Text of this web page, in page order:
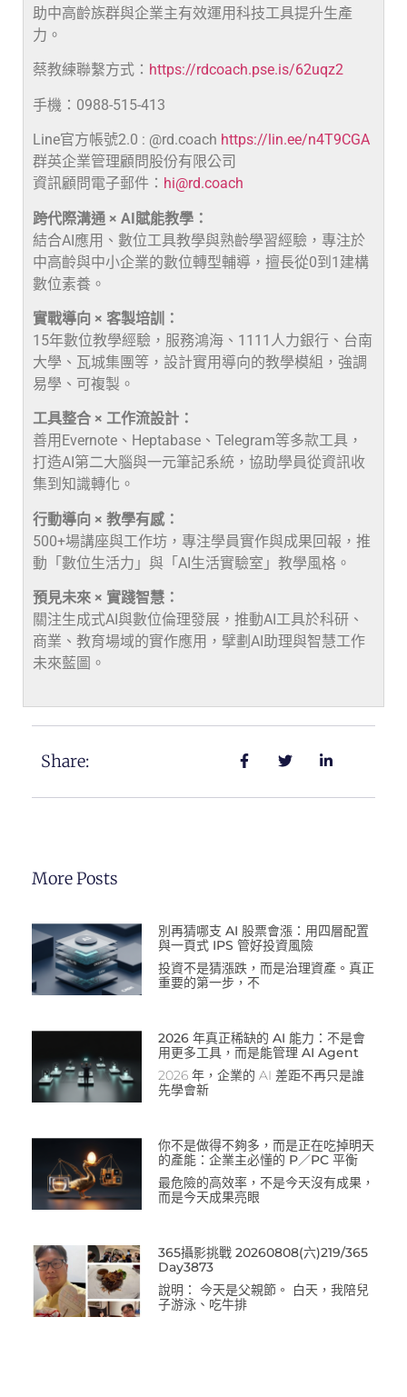
助中高齡族群與企業主有效運用科技工具提升生產
力。
蔡教練聯繫方式： https://rdcoach.pse.is/62uqz2
手機：0988-515-413
Line官方帳號2.0 : @rd.coach https://lin.ee/n4T9CGA
群英企業管理顧問股份有限公司
資訊顧問電子郵件： hi@rd.coach
跨代際溝通 × AI賦能教學：
結合AI應用、數位工具教學與熟齡學習經驗，專注於
中高齡與中小企業的數位轉型輔導，擅長從0到1建構
數位素養。
實戰導向 × 客製培訓：
15年數位教學經驗，服務鴻海、1111人力銀行、台南
大學、瓦城集團等，設計實用導向的教學模組，強調
易學、可複製。
工具整合 × 工作流設計：
善用Evernote、Heptabase、Telegram等多款工具，
打造AI第二大腦與一元筆記系統，協助學員從資訊收
集到知識轉化。
行動導向 × 教學有感：
500+場講座與工作坊，專注學員實作與成果回報，推
動「數位生活力」與「AI生活實驗室」教學風格。
預見未來 × 實踐智慧：
關注生成式AI與數位倫理發展，推動AI工具於科研、
商業、教育場域的實作應用，擘劃AI助理與智慧工作
未來藍圖。
Share:
More Posts
別再猜哪支 AI 股票會漲：用四層配置
與一頁式 IPS 管好投資風險
投資不是猜漲跌，而是治理資產。真正
重要的第一步，不
2026 年真正稀缺的 AI 能力：不是會
用更多工具，而是能管理 AI Agent
2026 年，企業的 AI 差距不再只是誰
先學會新
你不是做得不夠多，而是正在吃掉明天
的產能：企業主必懂的 P／PC 平衡
最危險的高效率，不是今天沒有成果，
而是今天成果亮眼
365攝影挑戰 20260808(六)219/365
Day3873
說明： 今天是父親節。 白天，我陪兒
子游泳、吃牛排